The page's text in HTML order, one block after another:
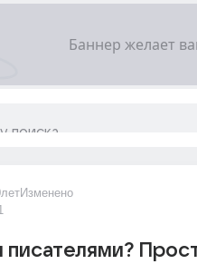
Изменено
писателями?